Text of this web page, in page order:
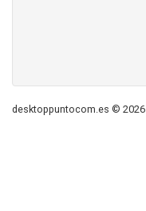
desktoppuntocom.es © 2026